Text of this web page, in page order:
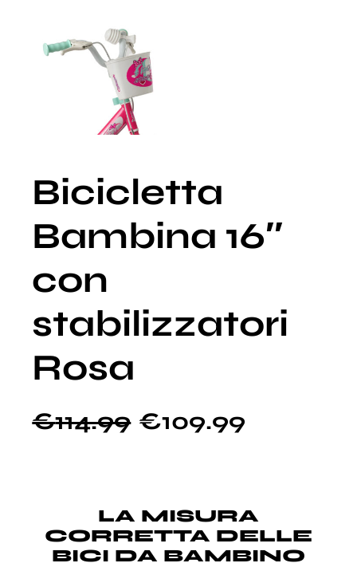
Bicicletta
Bambina 16″
con
stabilizzatori
Rosa
€114.99 €109.99
LA MISURA
CORRETTA DELLE
BICI DA BAMBINO